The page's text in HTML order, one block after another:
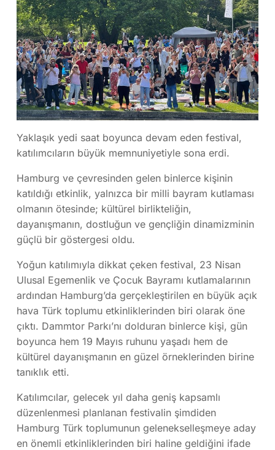
Yaklaşık yedi saat boyunca devam eden festival,
katılımcıların büyük memnuniyetiyle sona erdi.
Hamburg ve çevresinden gelen binlerce kişinin
katıldığı etkinlik, yalnızca bir milli bayram kutlaması
olmanın ötesinde; kültürel birlikteliğin,
dayanışmanın, dostluğun ve gençliğin dinamizminin
güçlü bir göstergesi oldu.
Yoğun katılımıyla dikkat çeken festival, 23 Nisan
Ulusal Egemenlik ve Çocuk Bayramı kutlamalarının
ardından Hamburg’da gerçekleştirilen en büyük açık
hava Türk toplumu etkinliklerinden biri olarak öne
çıktı. Dammtor Parkı’nı dolduran binlerce kişi, gün
boyunca hem 19 Mayıs ruhunu yaşadı hem de
kültürel dayanışmanın en güzel örneklerinden birine
tanıklık etti.
Katılımcılar, gelecek yıl daha geniş kapsamlı
düzenlenmesi planlanan festivalin şimdiden
Hamburg Türk toplumunun gelenekselleşmeye aday
en önemli etkinliklerinden biri haline geldiğini ifade